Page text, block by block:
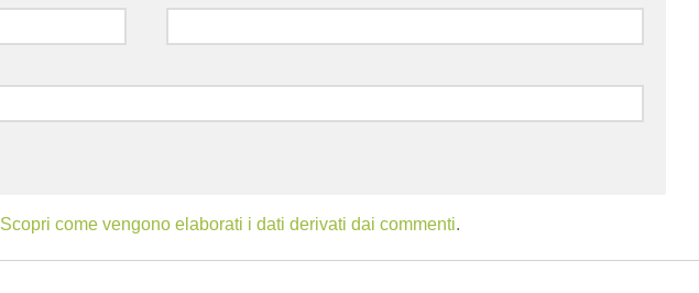
Scopri come vengono elaborati i dati derivati dai commenti.